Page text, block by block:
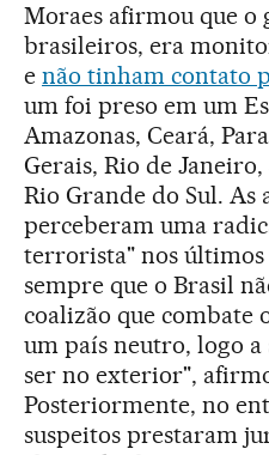
Moraes afirmou que
brasileiros, era
e não tinham contato
um foi preso em um
Amazonas, Ceará,
Gerais, Rio de Janeiro,
Rio Grande do Sul. As
perceberam uma
terrorista" nos últimos
sempre que o Brasil
coalizão que combate
um país neutro, logo a
ser no exterior",
Posteriormente, no
suspeitos prestaram